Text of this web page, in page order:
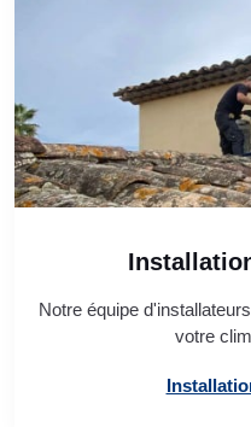
Notre équipe
votre